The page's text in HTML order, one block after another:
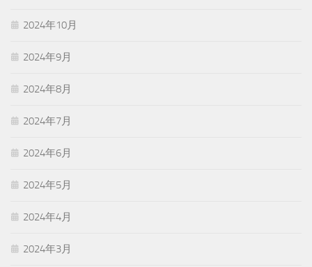
2024年10月
2024年9月
2024年8月
2024年7月
2024年6月
2024年5月
2024年4月
2024年3月